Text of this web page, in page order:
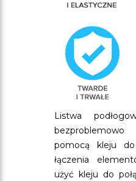
Listwa
bezproblemowo
pomocą kleju
łączenia
użyć kleju do